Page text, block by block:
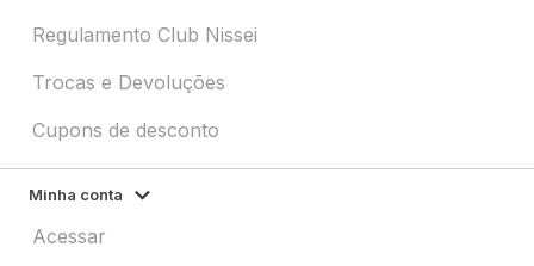
Regulamento Club Nissei
Trocas e Devoluções
Cupons de desconto
Minha conta
Acessar